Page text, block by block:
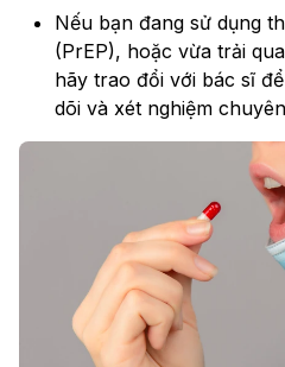
Nếu bạn đang sử dụng
(PrEP), hoặc vừa trải
hãy trao đổi với bác sĩ
dõi và xét nghiệm